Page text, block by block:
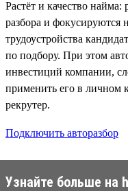
Растёт и качество
разбора и фокусируются
трудоустройства
по подбору. При этом
инвестиций компании,
применить его в личном
рекрутер.
Подключить авторазбор
Узнайте больше на